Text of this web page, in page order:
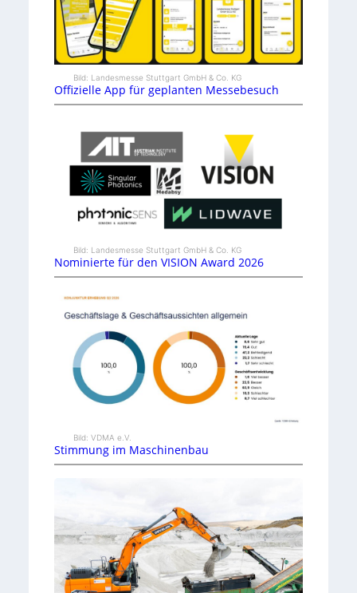
Bild: Landesmesse Stuttgart GmbH & Co. KG
Offizielle App für geplanten Messebesuch
Bild: Landesmesse Stuttgart GmbH & Co. KG
Nominierte für den VISION Award 2026
Bild: VDMA e.V.
Stimmung im Maschinenbau